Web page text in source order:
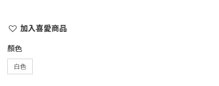
加入喜愛商品
顏色
白色